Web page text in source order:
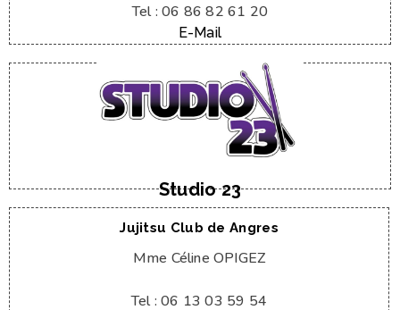
Tel : 06 86 82 61 20
E-Mail
Studio 23
Tel : 06 86 00 69 34
E-Mail
Web / Facebook
Jujitsu Club de Angres
Mme Céline OPIGEZ
Tel : 06 13 03 59 54